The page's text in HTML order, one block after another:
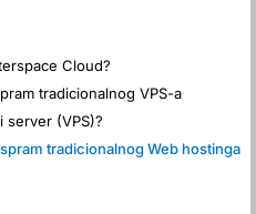
Cloud?
tradicionalnog VPS-a
server (VPS)?
tradicionalnog Web hostinga